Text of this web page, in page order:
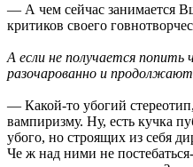
— А чем сейчас занимается
критиков своего
А если не получается
разочарованно и
— Какой-то убогий
вампиризму. Ну, есть кучка
убого, но строящих из себя
Че ж над ними не